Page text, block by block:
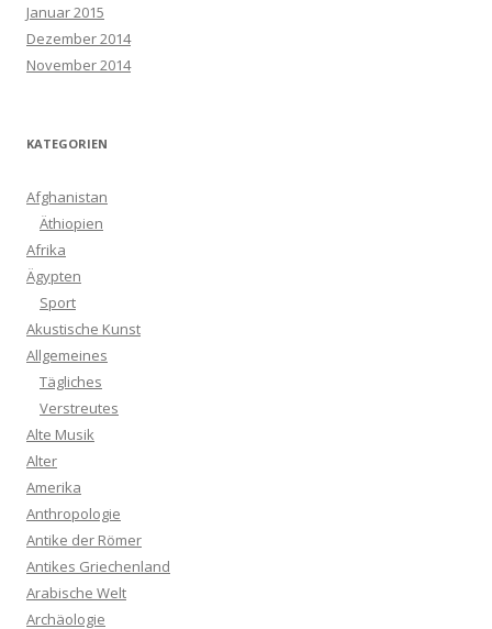
Januar 2015
Dezember 2014
November 2014
KATEGORIEN
Afghanistan
Äthiopien
Afrika
Ägypten
Sport
Akustische Kunst
Allgemeines
Tägliches
Verstreutes
Alte Musik
Alter
Amerika
Anthropologie
Antike der Römer
Antikes Griechenland
Arabische Welt
Archäologie